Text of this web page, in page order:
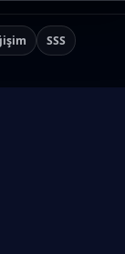
SSS